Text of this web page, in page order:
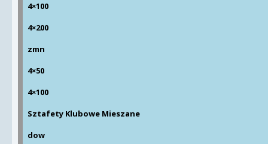
4×100
4×200
zmn
4×50
4×100
Sztafety Klubowe Mieszane
dow